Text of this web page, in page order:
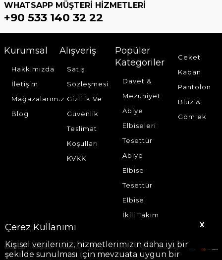
X
Çerez Kullanımı
Kişisel verileriniz, hizmetlerimizin daha iyi bir
şekilde sunulması için mevzuata uygun bir
WHATSAPP MÜŞTERI HIZMETLERI
+90 533 140 32 22
Kurumsal
Hakkımızda
İletişim
Mağazalarımız
Blog
Alışveriş
Satış
Sözleşmesi
Gizlilik Ve
Güvenlik
Teslimat
Koşulları
KVKK
Popüler
Kategoriler
Davet &
Mezuniyet
Abiye
Elbiseleri
Tesettür
Abiye
Elbise
Tesettür
Elbise
İkili Takım
Ceket
Kaban
Pantolon
Bluz &
Gömlek